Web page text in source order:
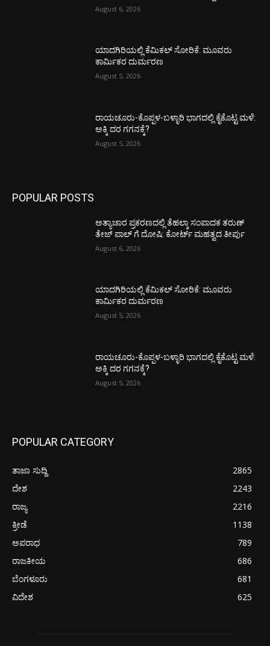
August 6, 2026
ಯಾದಗಿರಿಯಲ್ಲಿ ಕೆಮಿಕಲ್ ಸೋರಿಕೆ: ಮೂವರು
ಕಾರ್ಮಿಕರ ದುರ್ಮರಣ
August 5, 2026
ರಾಯಚೂರು-ಕೊಪ್ಪಳ-ಬಳ್ಳಾರಿ ಭಾಗದಲ್ಲಿ ಕೈಕೊಟ್ಟ ಮಳೆ:
ಅಕ್ಕಿ ದರ ಗಗನಕ್ಕೆ?
August 5, 2026
POPULAR POSTS
ಅತ್ಯಾಚಾರ ಪ್ರಕರಣದಲ್ಲಿ ತೆಹಲ್ಕಾ ಸಂಪಾದಕ ತರುಣ್‌
ತೇಜ್‌ ಪಾಲ್‌ ಗೆ ದೋಷಿ: ಕೋರ್ಟ್‌ ಮಹತ್ವದ ತೀರ್ಪು
August 6, 2026
ಯಾದಗಿರಿಯಲ್ಲಿ ಕೆಮಿಕಲ್ ಸೋರಿಕೆ: ಮೂವರು
ಕಾರ್ಮಿಕರ ದುರ್ಮರಣ
August 5, 2026
ರಾಯಚೂರು-ಕೊಪ್ಪಳ-ಬಳ್ಳಾರಿ ಭಾಗದಲ್ಲಿ ಕೈಕೊಟ್ಟ ಮಳೆ:
ಅಕ್ಕಿ ದರ ಗಗನಕ್ಕೆ?
August 5, 2026
POPULAR CATEGORY
ತಾಜಾ ಸುದ್ದಿ
2865
ದೇಶ
2243
ರಾಜ್ಯ
2216
ಕ್ರೀಡೆ
1138
ಅಪರಾಧ
789
ರಾಜಕೀಯ
686
ಬೆಂಗಳೂರು
681
ವಿದೇಶ
625